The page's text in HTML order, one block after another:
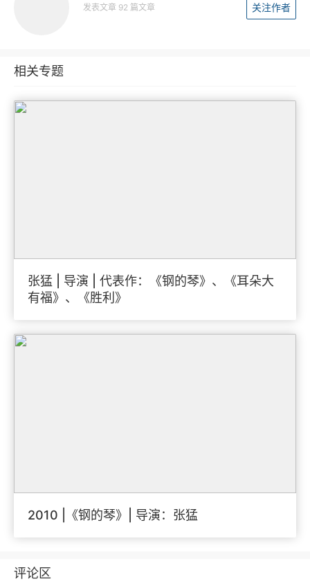
发表文章 92 篇文章 关注作者
相关专题
张猛 | 导演 | 代表作：《钢的琴》、《耳朵大
有福》、《胜利》
2010 |《钢的琴》| 导演：张猛
评论区